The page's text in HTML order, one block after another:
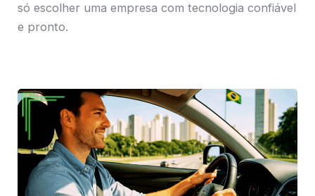
só escolher uma empresa com tecnologia confiável
e pronto.